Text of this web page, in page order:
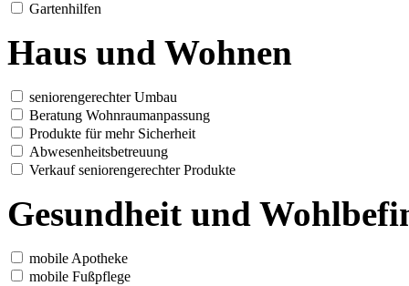
Gartenhilfen
Haus und Wohnen
seniorengerechter Umbau
Beratung Wohnraumanpassung
Produkte für mehr Sicherheit
Abwesenheitsbetreuung
Verkauf seniorengerechter Produkte
Gesundheit und
mobile Apotheke
mobile Fußpflege